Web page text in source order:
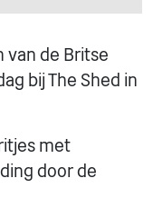
van de Britse
bij The Shed in
met
door de